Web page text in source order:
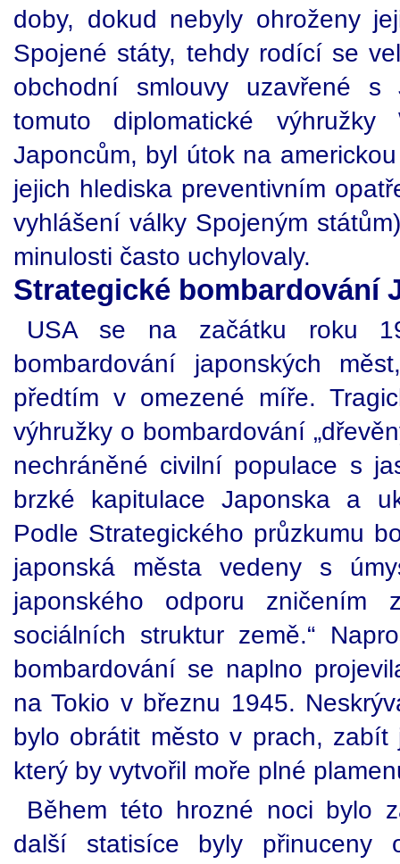
doby, dokud nebyly ohroženy
Spojené státy, tehdy rodící se
obchodní smlouvy uzavřené s
tomuto diplomatické výhružky
Japoncům, byl útok na
jejich hlediska preventivním
vyhlášení války Spojeným
minulosti často uchylovaly.
Strategické bombardování
USA se na začátku roku
bombardování japonských
předtím v omezené míře.
výhružky o bombardování
nechráněné civilní populace s
brzké kapitulace Japonska a
Podle Strategického průzkumu
japonská města vedeny s
japonského odporu zničením
sociálních struktur země.“
bombardování se naplno
na Tokio v březnu 1945.
bylo obrátit město v prach, zabít
který by vytvořil moře plné
Během této hrozné noci bylo
další statisíce byly přinuceny